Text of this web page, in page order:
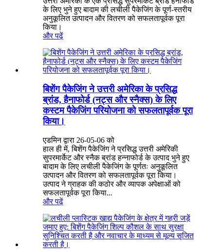
के लिए भुने हुए बादाम की लचीली पैकेजिंग के पूर्ण-स्तरीय
अनुकूलित उत्पादन और वितरण को सफलतापूर्वक पूरा
किया।
और पढ़ें
बिशेंग पैकेजिंग ने उत्तरी अमेरिका के प्रसिद्ध
ब्रांड, हैनाफोर्ड (नट्स और स्नैक्स) के लिए
कस्टम पैकेजिंग परियोजना को सफलतापूर्वक पूरा
किया।
एडमिन द्वारा 26-05-06 को
हाल ही में, बिशेंग पैकेजिंग ने प्रसिद्ध उत्तरी अमेरिकी
सुपरमार्केट और स्नैक ब्रांड हन्नाफोर्ड के उत्पाद भुने हुए
बादाम के लिए लचीली पैकेजिंग के पूर्णतः अनुकूलित
उत्पादन और वितरण को सफलतापूर्वक पूरा किया।
उत्पाद ने ग्राहक की कठोर और व्यापक अपेक्षाओं को
सफलतापूर्वक पूरा किया...
और पढ़ें